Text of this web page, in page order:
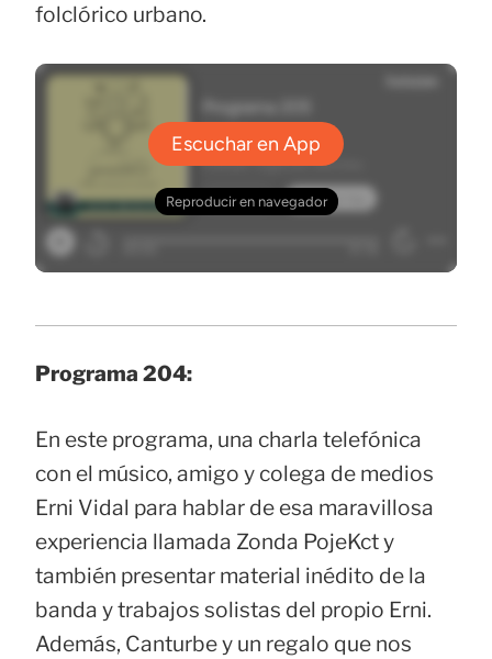
folclórico urbano.
Programa 204:
En este programa, una charla telefónica
con el músico, amigo y colega de medios
Erni Vidal para hablar de esa maravillosa
experiencia llamada Zonda PojeKct y
también presentar material inédito de la
banda y trabajos solistas del propio Erni.
Además, Canturbe y un regalo que nos